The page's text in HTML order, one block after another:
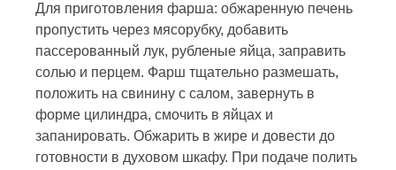
Для приготовления фарша: обжаренную печень
пропустить через мясорубку, добавить
пассерованный лук, рубленые яйца, заправить
солью и перцем. Фарш тщательно размешать,
положить на свинину с салом, завернуть в
форме цилиндра, смочить в яйцах и
запанировать. Обжарить в жире и довести до
готовности в духовом шкафу. При подаче полить